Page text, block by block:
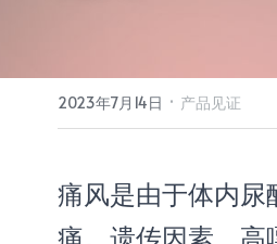
2023年7月14日 · 产品见证
痛风是由于体内